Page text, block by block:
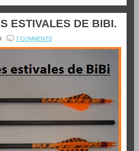
ESTIVALES DE BIBI.
7 COMMENTS